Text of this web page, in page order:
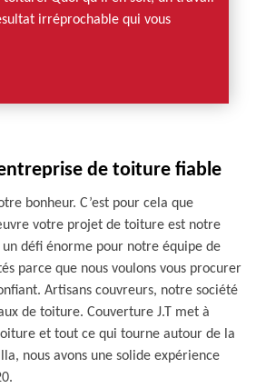
irréprochable qui vous
de toiture fiable
bonheur. C’est pour cela que
votre projet de toiture est notre
défi énorme pour notre équipe de
parce que nous voulons vous procurer
Artisans couvreurs, notre société
de toiture. Couverture J.T met à
et tout ce qui tourne autour de la
nous avons une solide expérience